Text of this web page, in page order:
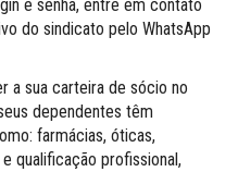
e senha, entre em contato
do sindicato pelo WhatsApp
a sua carteira de sócio no
dependentes têm
farmácias, óticas,
qualificação profissional,